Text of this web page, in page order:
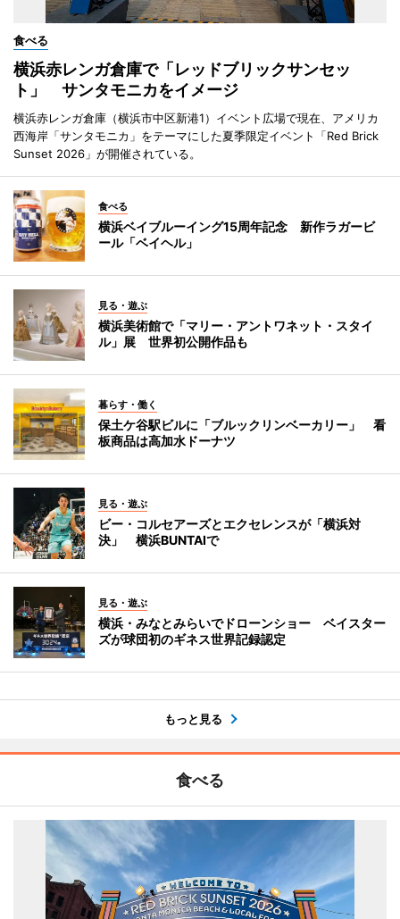
食べる
横浜赤レンガ倉庫で「レッドブリックサンセッ
ト」 サンタモニカをイメージ
横浜赤レンガ倉庫（横浜市中区新港1）イベント広場で現在、アメリカ
西海岸「サンタモニカ」をテーマにした夏季限定イベント「Red Brick
Sunset 2026」が開催されている。
食べる
横浜ベイブルーイング15周年記念 新作ラガービ
ール「ベイヘル」
見る・遊ぶ
横浜美術館で「マリー・アントワネット・スタイ
ル」展 世界初公開作品も
暮らす・働く
保土ケ谷駅ビルに「ブルックリンベーカリー」 看
板商品は高加水ドーナツ
見る・遊ぶ
ビー・コルセアーズとエクセレンスが「横浜対
決」 横浜BUNTAIで
見る・遊ぶ
横浜・みなとみらいでドローンショー ベイスター
ズが球団初のギネス世界記録認定
もっと見る
食べる